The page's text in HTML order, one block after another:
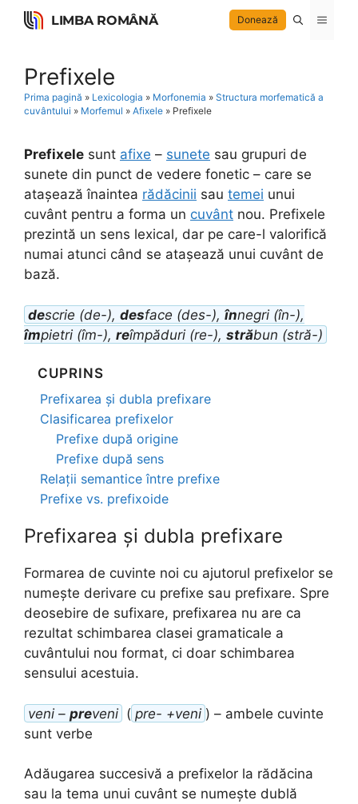
Skip
LIMBA ROMÂNĂ Donează Menu
Prefixele
Prima pagină » Lexicologia » Morfonemia » Structura morfematică a
cuvântului » Morfemul » Afixele » Prefixele
Prefixele sunt afixe – sunete sau grupuri de
sunete din punct de vedere fonetic – care se
atașează înaintea rădăcinii sau temei unui
cuvânt pentru a forma un cuvânt nou. Prefixele
prezintă un sens lexical, dar pe care-l valorifică
numai atunci când se atașează unui cuvânt de
bază.
descrie (de-), desface (des-), înnegri (în-),
împietri (îm-), reîmpăduri (re-), străbun (stră-)
CUPRINS
Prefixarea și dubla prefixare
Clasificarea prefixelor
Prefixe după origine
Prefixe după sens
Relații semantice între prefixe
Prefixe vs. prefixoide
Prefixarea și dubla prefixare
Formarea de cuvinte noi cu ajutorul prefixelor se
numește derivare cu prefixe sau prefixare. Spre
deosebire de sufixare, prefixarea nu are ca
rezultat schimbarea clasei gramaticale a
cuvântului nou format, ci doar schimbarea
sensului acestuia.
veni – preveni ( pre- +veni ) – ambele cuvinte
sunt verbe
Adăugarea succesivă a prefixelor la rădăcina
sau la tema unui cuvânt se numește dublă